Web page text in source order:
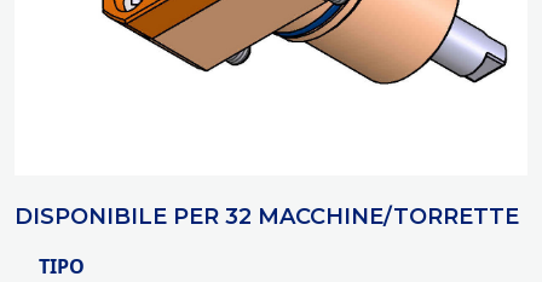
DISPONIBILE PER 32 MACCHINE/TORRETTE
TIPO